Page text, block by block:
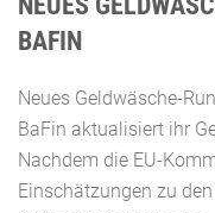
BAFIN
Neues Geldwäsche-
BaFin aktualisiert ihr
Nachdem die EU-
Einschätzungen zu